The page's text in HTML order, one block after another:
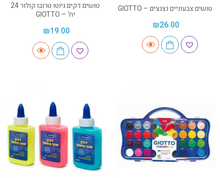
טושים צבעוניים נצנצים – GIOTTO
₪26.00
טושים דקים גיוטו טרובו קולור 24
יח' – GIOTTO
₪19.00